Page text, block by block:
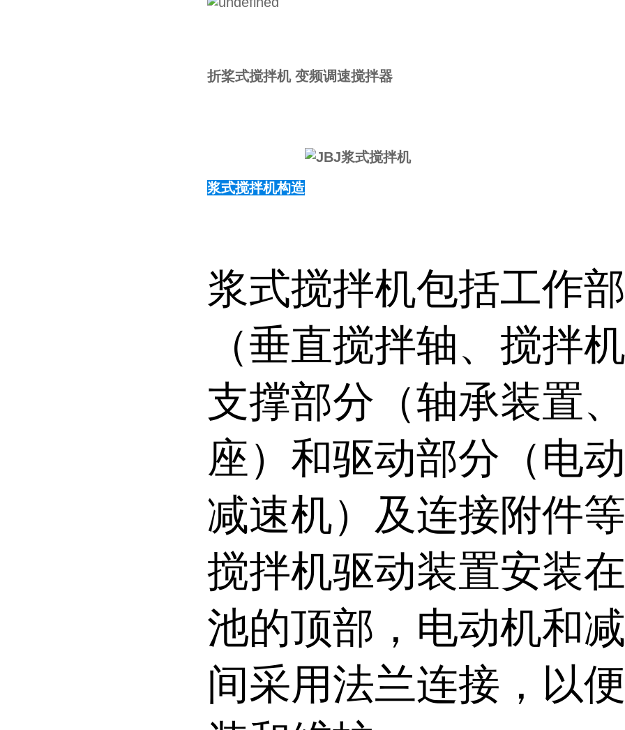
折桨式搅拌机 变频调速搅拌器
浆式搅拌机构造
浆式搅拌机包括工作
（垂直搅拌轴、搅拌
支撑部分（轴承装置
座）和驱动部分（电
减速机）及连接附件
搅拌机驱动装置安装
池的顶部，电动机和
间采用法兰连接，以